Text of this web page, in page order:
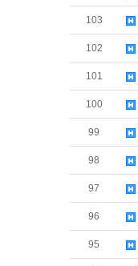
103
102
101
100
99
98
97
96
95